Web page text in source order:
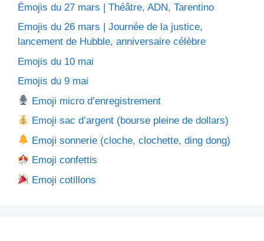
Émojis du 27 mars | Théâtre, ADN, Tarentino
Emojis du 26 mars | Journée de la justice,
lancement de Hubble, anniversaire célèbre
Emojis du 10 mai
Emojis du 9 mai
Emoji micro d’enregistrement
Emoji sac d’argent (bourse pleine de dollars)
Emoji sonnerie (cloche, clochette, ding dong)
Emoji confettis
Emoji cotillons